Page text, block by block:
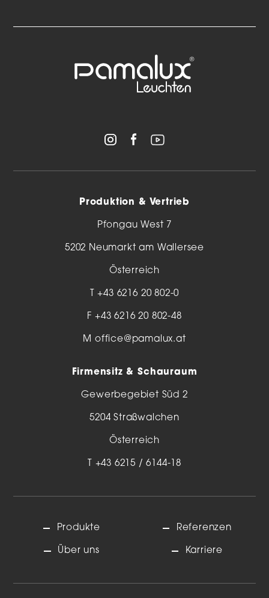
Produktion & Vertrieb
Pfongau West 7
5202 Neumarkt am Wallersee
Österreich
T+43 6216 20 802-0
F +43 6216 20 802-48
M office@pamalux.at
Firmensitz & Schauraum
Gewerbegebiet Süd 2
5204 Straßwalchen
Österreich
T +43 6215 / 6144-18
Produkte
Über uns
Referenzen
Karriere